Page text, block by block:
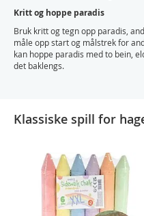
Kritt og hoppe paradis
Bruk kritt og tegn opp paradis,
måle opp start og målstrek for
kan hoppe paradis med to bein,
det baklengs.
Klassiske spill for